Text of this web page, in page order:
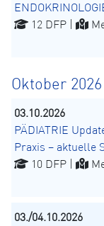
12 DFP |
Oktober 2026
03.10.2026
PÄDIATRIE
Praxis – aktuelle
10 DFP |
03./04.10.2026